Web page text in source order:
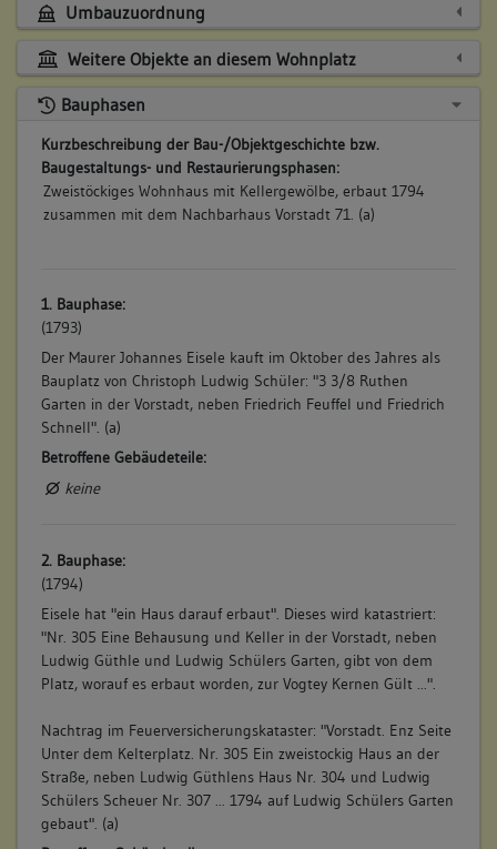
Umbauzuordnung
Weitere Objekte an diesem Wohnplatz
Bauphasen
Kurzbeschreibung der Bau-/Objektgeschichte bzw.
Baugestaltungs- und Restaurierungsphasen:
Zweistöckiges Wohnhaus mit Kellergewölbe, erbaut 1794
zusammen mit dem Nachbarhaus Vorstadt 71. (a)
1. Bauphase:
(1793)
Der Maurer Johannes Eisele kauft im Oktober des Jahres als
Bauplatz von Christoph Ludwig Schüler: "3 3/8 Ruthen
Garten in der Vorstadt, neben Friedrich Feuffel und Friedrich
Schnell". (a)
Betroffene Gebäudeteile:
keine
2. Bauphase:
(1794)
Eisele hat "ein Haus darauf erbaut". Dieses wird katastriert:
"Nr. 305 Eine Behausung und Keller in der Vorstadt, neben
Ludwig Güthle und Ludwig Schülers Garten, gibt von dem
Platz, worauf es erbaut worden, zur Vogtey Kernen Gült ...".
Nachtrag im Feuerversicherungskataster: "Vorstadt. Enz Seite
Unter dem Kelterplatz. Nr. 305 Ein zweistockig Haus an der
Straße, neben Ludwig Güthlens Haus Nr. 304 und Ludwig
Schülers Scheuer Nr. 307 ... 1794 auf Ludwig Schülers Garten
gebaut". (a)